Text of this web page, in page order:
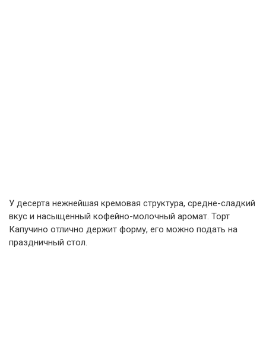
У десерта нежнейшая кремовая структура, средне-сладкий
вкус и насыщенный кофейно-молочный аромат. Торт
Капучино отлично держит форму, его можно подать на
праздничный стол.